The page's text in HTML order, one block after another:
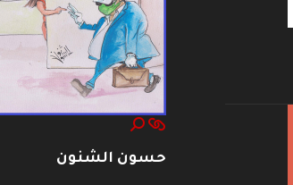
حسون الشنون